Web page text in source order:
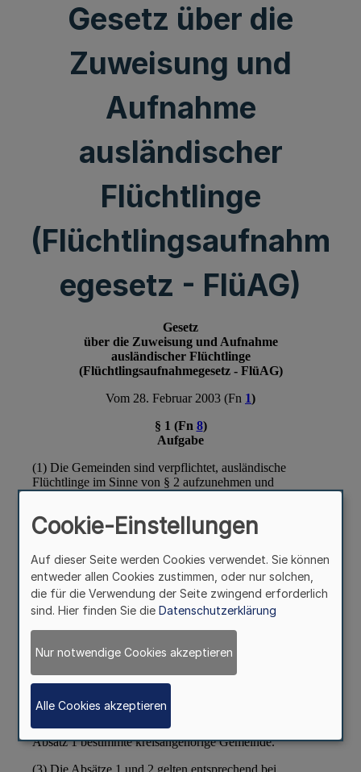
Gesetz über die
Zuweisung und
Aufnahme
ausländischer
Flüchtlinge
(Flüchtlingsaufnahm
egesetz - FlüAG)
Cookie-Einstellungen
Auf dieser Seite werden Cookies verwendet. Sie können
entweder allen Cookies zustimmen, oder nur solchen,
die für die Verwendung der Seite zwingend erforderlich
sind. Hier finden Sie die Datenschutzerklärung
Nur notwendige Cookies akzeptieren
Alle Cookies akzeptieren